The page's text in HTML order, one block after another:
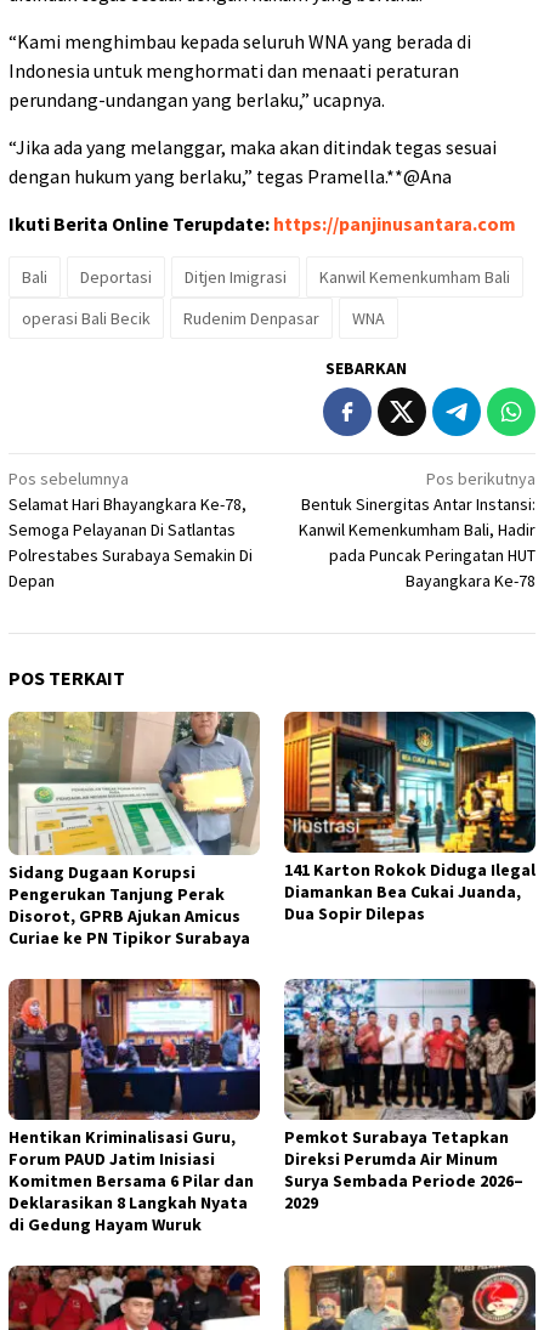
“Kami menghimbau kepada seluruh WNA yang berada di
Indonesia untuk menghormati dan menaati peraturan
perundang-undangan yang berlaku,” ucapnya.
“Jika ada yang melanggar, maka akan ditindak tegas sesuai
dengan hukum yang berlaku,” tegas Pramella.**@Ana
Ikuti Berita Online Terupdate: https://panjinusantara.com
Bali Deportasi Ditjen Imigrasi
Kanwil Kemenkumham Bali
operasi Bali Becik
Rudenim Denpasar WNA
SEBARKAN
Navigasi
pos
Pos sebelumnya
Selamat Hari Bhayangkara Ke-78,
Semoga Pelayanan Di Satlantas
Polrestabes Surabaya Semakin Di
Depan
Pos berikutnya
Bentuk Sinergitas Antar Instansi:
Kanwil Kemenkumham Bali, Hadir
pada Puncak Peringatan HUT
Bayangkara Ke-78
POS TERKAIT
Sidang Dugaan Korupsi
Pengerukan Tanjung Perak
Disorot, GPRB Ajukan Amicus
Curiae ke PN Tipikor Surabaya
141 Karton Rokok Diduga Ilegal
Diamankan Bea Cukai Juanda,
Dua Sopir Dilepas
Hentikan Kriminalisasi Guru,
Forum PAUD Jatim Inisiasi
Komitmen Bersama 6 Pilar dan
Deklarasikan 8 Langkah Nyata
di Gedung Hayam Wuruk
Pemkot Surabaya Tetapkan
Direksi Perumda Air Minum
Surya Sembada Periode 2026–
2029